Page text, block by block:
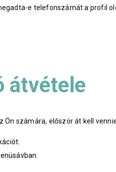
e telefonszámát a profil
átvétele
számára, először át kell